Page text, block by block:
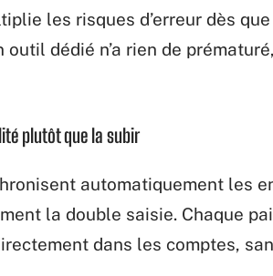
les risques d’erreur dès
outil dédié n’a rien de
plutôt que la subir
automatiquement les
la double saisie. Chaque
dans les comptes,